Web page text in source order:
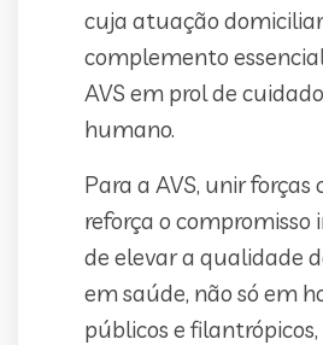
cuja atuação
complemento
AVS em prol de
humano.
Para a AVS, unir forças
reforça o
de elevar a qualidade
em saúde, não só em
públicos e